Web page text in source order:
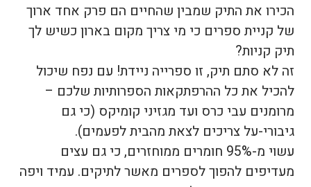
הכירו את התיק שמבין שהחיים הם פרק אחד ארוך
של קניית ספרים כי מי צריך מקום בארון כשיש לך
תיק קניות?
זה לא סתם תיק, זו ספרייה ניידת! עם נפח שיכול
להכיל את כל ההרפתקאות הספרותיות שלכם –
מרומנים עבי כרס ועד מגזיני קומיקס (כי גם
גיבורי-על צריכים לצאת מהבית לפעמים).
עשוי מ-95% חומרים ממוחזרים, כי גם עצים
מעדיפים להפוך לספרים מאשר לתיקים. עמיד ויפה